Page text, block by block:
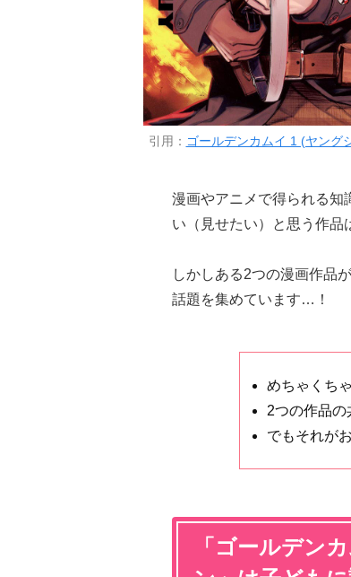
引用： ゴールデンカムイ 1 (ヤング
漫画やアニメで得られる知
い（見せたい）と思う作品
しかしある2つの漫画作品
話題を集めています…！
めちゃくち
2つの作品の
でもそれが
「ゴールデン